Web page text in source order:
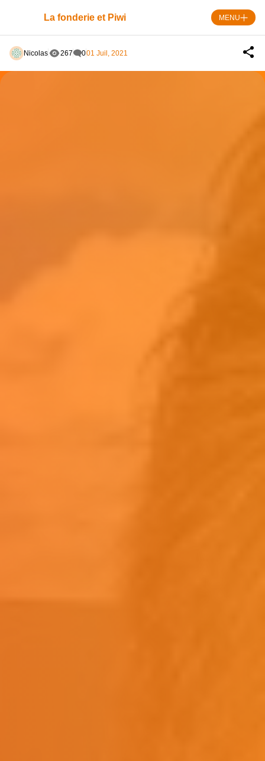
La fonderie et Piwi MENU
Nicolas 267 001 Juil, 2021